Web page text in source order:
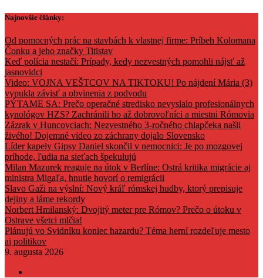
Skip
content
Najnovšie články:
Od pomocných prác na stavbách k vlastnej firme: Príbeh Kolomana
Čonku a jeho značky Titistav
Keď polícia nestačí: Prípady, kedy nezvestných pomohli nájsť až
jasnovidci
Video: VOJNA VEŠTCOV NA TIKTOKU! Po nájdení Mária (3)
vypukla závisť a obvinenia z podvodu
PÝTAME SA: Prečo operačné stredisko nevyslalo profesionálnych
kynológov HZS? Zachránili ho až dobrovoľníci a miestni Rómovia
Zázrak v Huncovciach: Nezvestného 3-ročného chlapčeka našli
živého! Dojemné video zo záchrany dojalo Slovensko
Líder kapely Gipsy Daniel skončil v nemocnici: Je po mozgovej
príhode, ľudia na sieťach špekulujú
Milan Mazurek reaguje na útok v Berlíne: Ostrá kritika migrácie aj
ministra Migaľa, hnutie hovorí o remigrácii
Slavo Gaži na výslní: Nový kráľ rómskej hudby, ktorý prepisuje
dejiny a láme rekordy
Norbert Hmilanský: Dvojitý meter pre Rómov? Prečo o útoku v
Ostrave všetci mlčia!
Plánujú vo Svidníku koniec hazardu? Téma herní rozdeľuje mesto
aj politikov
9. augusta 2026